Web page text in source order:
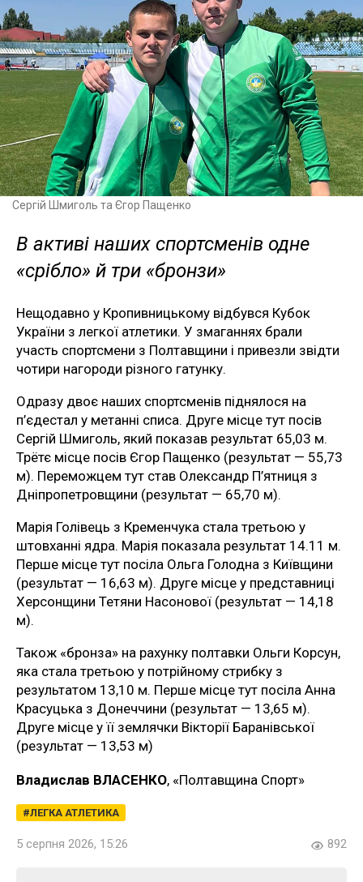
Сергій Шмиголь та Єгор Пащенко
В активі наших спортсменів одне
«срібло» й три «бронзи»
Нещодавно у Кропивницькому відбувся Кубок
України з легкої атлетики. У змаганнях брали
участь спортсмени з Полтавщини і привезли звідти
чотири нагороди різного гатунку.
Одразу двоє наших спортсменів піднялося на
п’єдестал у метанні списа. Друге місце тут посів
Сергій Шмиголь, який показав результат 65,03 м.
Трётє місце посів Єгор Пащенко (результат — 55,73
м). Переможцем тут став Олександр П’ятниця з
Дніпропетровщини (результат — 65,70 м).
Марія Голівець з Кременчука стала третьою у
штовханні ядра. Марія показала результат 14.11 м.
Перше місце тут посіла Ольга Голодна з Київщини
(результат — 16,63 м). Друге місце у представниці
Херсонщини Тетяни Насонової (результат — 14,18
м).
Також «бронза» на рахунку полтавки Ольги Корсун,
яка стала третьою у потрійному стрибку з
результатом 13,10 м. Перше місце тут посіла Анна
Красуцька з Донеччини (результат — 13,65 м).
Друге місце у її землячки Вікторії Баранівської
(результат — 13,53 м)
Владислав ВЛАСЕНКО, «Полтавщина Спорт»
ЛЕГКА АТЛЕТИКА
5 серпня 2026, 15:26 892